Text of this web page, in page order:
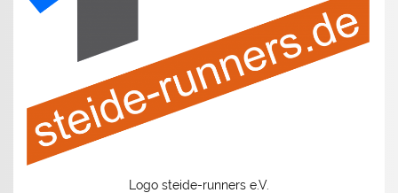
Logo steide-runners e.V.